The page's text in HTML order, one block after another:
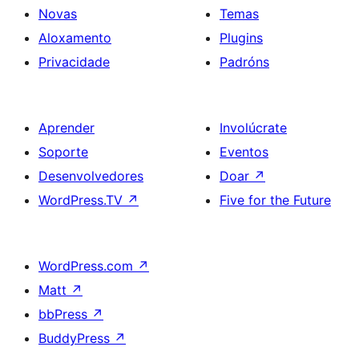
Novas
Aloxamento
Privacidade
Temas
Plugins
Padróns
Aprender
Soporte
Desenvolvedores
WordPress.TV ↗
Involúcrate
Eventos
Doar ↗
Five for the Future
WordPress.com ↗
Matt ↗
bbPress ↗
BuddyPress ↗